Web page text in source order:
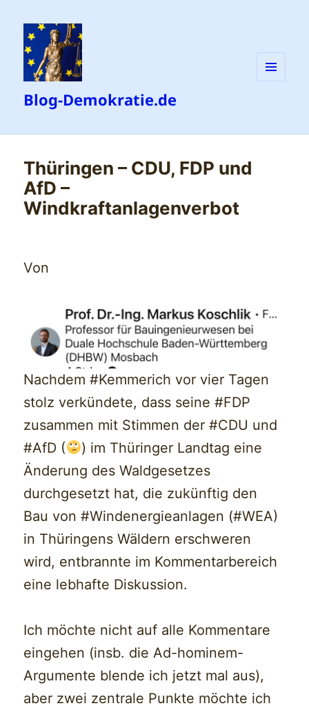
Blog-Demokratie.de
Thüringen – CDU, FDP und
AfD –
Windkraftanlagenverbot
Von
Nachdem #Kemmerich vor vier Tagen
stolz verkündete, dass seine #FDP
zusammen mit Stimmen der #CDU und
#AfD (
) im Thüringer Landtag eine
Änderung des Waldgesetzes
durchgesetzt hat, die zukünftig den
Bau von #Windenergieanlagen (#WEA)
in Thüringens Wäldern erschweren
wird, entbrannte im Kommentarbereich
eine lebhafte Diskussion.
Ich möchte nicht auf alle Kommentare
eingehen (insb. die Ad-hominem-
Argumente blende ich jetzt mal aus),
aber zwei zentrale Punkte möchte ich